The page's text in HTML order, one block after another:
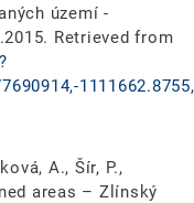
území -
Retrieved from
A., Šír, P.,
areas – Zlínský